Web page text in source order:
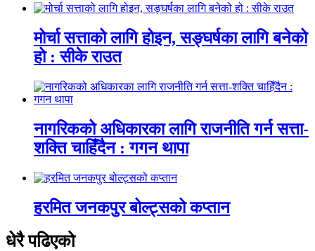
मोर्चा सत्ताको लागि होइन, सङ्घर्षका लागि बनेको
हो : सीके राउत
नागरिकको अधिकारका लागि राजनीति गर्न सत्ता-
शक्ति चाहिँदैन : गगन थापा
हरमित जनकपुर बोल्ट्सको कप्तान
धेरै पढिएको